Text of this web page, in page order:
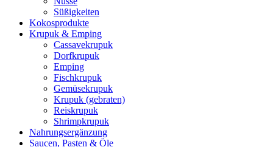
Süßigkeiten
Kokosprodukte
Krupuk & Emping
Cassavekrupuk
Dorfkrupuk
Emping
Fischkrupuk
Gemüsekrupuk
Krupuk (gebraten)
Reiskrupuk
Shrimpkrupuk
Nahrungsergänzung
Saucen, Pasten & Öle